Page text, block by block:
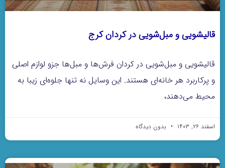
قالیشویی و مبل‌شویی در کردان کرج
قالیشویی و مبل‌شویی در کردان فرش‌ها و مبل‌ها جزو لوازم اصلی
و پرکاربرد هر خانه‌ای هستند. این وسایل نه تنها جلوه‌ای زیبا به
محیط می‌دهند،
اسفند ۲۶, ۱۴۰۳ بدون دیدگاه